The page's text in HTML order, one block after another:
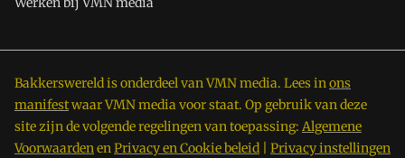
Bakkerswereld is onderdeel van VMN media. Lees inons
manifestwaar VMN media voor staat. Op gebruik van deze
site zijn de volgende regelingen van toepassing: Algemene
VoorwaardenenPrivacy en Cookie beleid Privacy instellingen